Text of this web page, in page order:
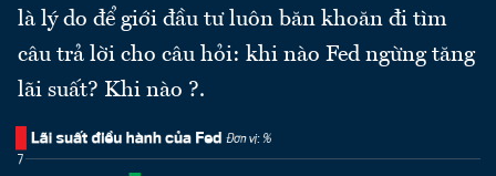
là lý do để giới đầu tư luôn băn khoăn đi tìm
câu trả lời cho câu hỏi: khi nào Fed ngừng tăng
lãi suất? Khi nào ?.